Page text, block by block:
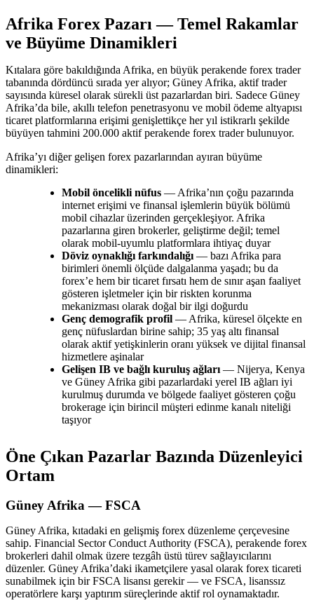
Afrika Forex Pazarı — Temel Rakamlar
ve Büyüme Dinamikleri
Kıtalara göre bakıldığında Afrika, en büyük perakende forex trader
tabanında dördüncü sırada yer alıyor; Güney Afrika, aktif trader
sayısında küresel olarak sürekli üst pazarlardan biri. Sadece Güney
Afrika’da bile, akıllı telefon penetrasyonu ve mobil ödeme altyapısı
ticaret platformlarına erişimi genişlettikçe her yıl istikrarlı şekilde
büyüyen tahmini 200.000 aktif perakende forex trader bulunuyor.
Afrika’yı diğer gelişen forex pazarlarından ayıran büyüme
dinamikleri:
Mobil öncelikli nüfus — Afrika’nın çoğu pazarında
internet erişimi ve finansal işlemlerin büyük bölümü
mobil cihazlar üzerinden gerçekleşiyor. Afrika
pazarlarına giren brokerler, geliştirme değil; temel
olarak mobil-uyumlu platformlara ihtiyaç duyar
Döviz oynaklığı farkındalığı — bazı Afrika para
birimleri önemli ölçüde dalgalanma yaşadı; bu da
forex’e hem bir ticaret fırsatı hem de sınır aşan faaliyet
gösteren işletmeler için bir riskten korunma
mekanizması olarak doğal bir ilgi doğurdu
Genç demografik profil — Afrika, küresel ölçekte en
genç nüfuslardan birine sahip; 35 yaş altı finansal
olarak aktif yetişkinlerin oranı yüksek ve dijital finansal
hizmetlere aşinalar
Gelişen IB ve bağlı kuruluş ağları — Nijerya, Kenya
ve Güney Afrika gibi pazarlardaki yerel IB ağları iyi
kurulmuş durumda ve bölgede faaliyet gösteren çoğu
brokerage için birincil müşteri edinme kanalı niteliği
taşıyor
Öne Çıkan Pazarlar Bazında Düzenleyici
Ortam
Güney Afrika — FSCA
Güney Afrika, kıtadaki en gelişmiş forex düzenleme çerçevesine
sahip. Financial Sector Conduct Authority (FSCA), perakende forex
brokerleri dahil olmak üzere tezgâh üstü türev sağlayıcılarını
düzenler. Güney Afrika’daki ikametçilere yasal olarak forex ticareti
sunabilmek için bir FSCA lisansı gerekir — ve FSCA, lisanssız
operatörlere karşı yaptırım süreçlerinde aktif rol oynamaktadır.